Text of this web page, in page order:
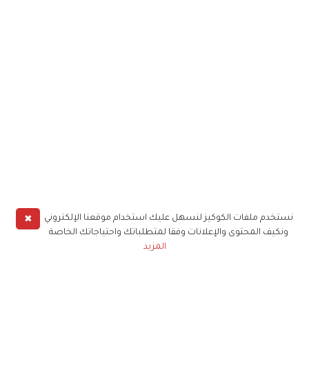
✖
نستخدم ملفات الكوكيز لنسهل عليك استخدام موقعنا الإلكتروني
ونكيف المحتوى والإعلانات وفقا لمتطلباتك واحتياجاتك الخاصة
المزيد